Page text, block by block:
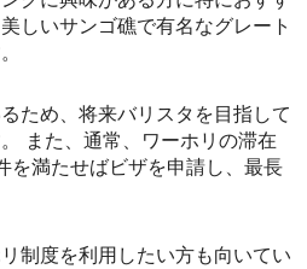
しいサンゴ礁で有名なグレート
ため、将来バリスタを目指して
また、通常、ワーホリの滞在
を満たせばビザを申請し、最長
制度を利用したい方も向いてい